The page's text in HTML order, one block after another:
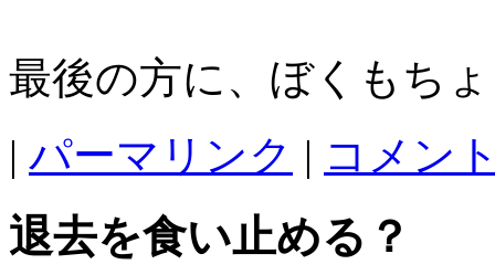
最後の方に、ぼくもち
| パーマリンク | コメン
退去を食い止める？